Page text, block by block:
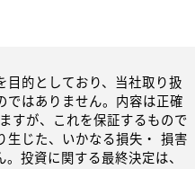
目的としており、当社取り扱
ではありません。内容は正確
すが、これを保証するもので
生じた、いかなる損失・ 損害
投資に関する最終決定は、